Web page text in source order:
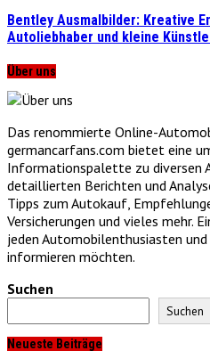
Bentley Ausmalbilder: Kreative
Autoliebhaber und kleine
Über uns
Das renommierte Online-
germancarfans.com bietet eine
Informationspalette zu diversen
detaillierten Berichten und
Tipps zum Autokauf,
Versicherungen und vieles mehr.
jeden Automobilenthusiasten
informieren möchten.
Suchen
Suchen
Neueste Beiträge